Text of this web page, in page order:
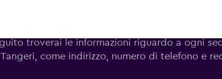
troverai le informazioni riguardo a ogni
Tangeri, come indirizzo, numero di telefono e